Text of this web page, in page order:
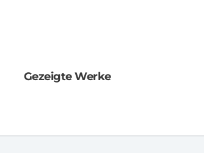
Gezeigte Werke